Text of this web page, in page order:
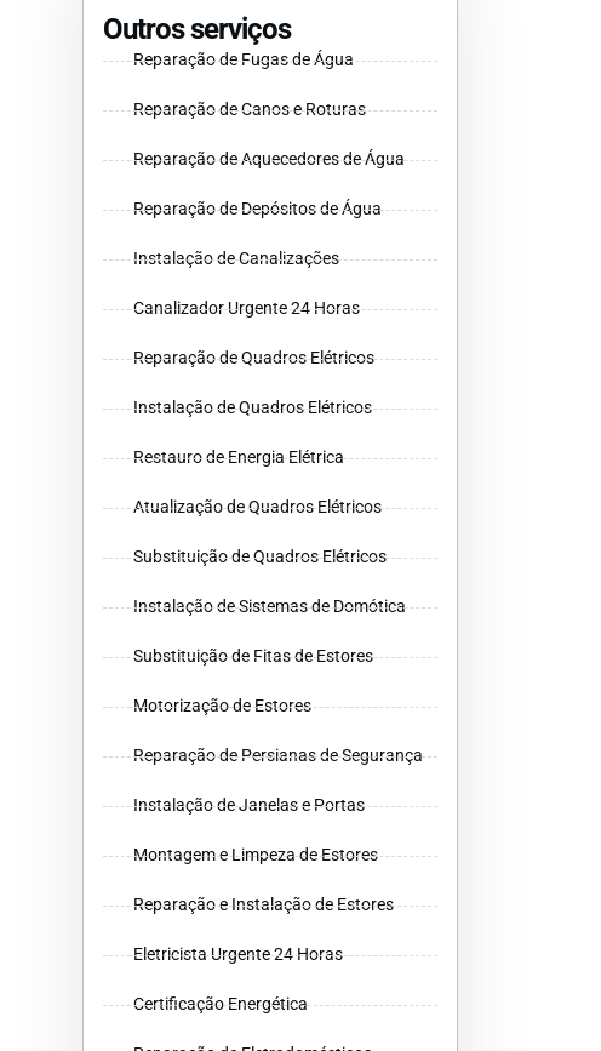
Outros serviços
Reparação de Fugas de Água
Reparação de Canos e Roturas
Reparação de Aquecedores de Água
Reparação de Depósitos de Água
Instalação de Canalizações
Canalizador Urgente 24 Horas
Reparação de Quadros Elétricos
Instalação de Quadros Elétricos
Restauro de Energia Elétrica
Atualização de Quadros Elétricos
Substituição de Quadros Elétricos
Instalação de Sistemas de Domótica
Substituição de Fitas de Estores
Motorização de Estores
Reparação de Persianas de Segurança
Instalação de Janelas e Portas
Montagem e Limpeza de Estores
Reparação e Instalação de Estores
Eletricista Urgente 24 Horas
Certificação Energética